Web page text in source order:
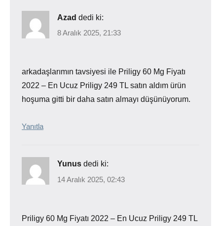
Azad dedi ki:
8 Aralık 2025, 21:33
arkadaşlarımın tavsiyesi ile Priligy 60 Mg Fiyatı
2022 – En Ucuz Priligy 249 TL satın aldım ürün
hoşuma gitti bir daha satın almayı düşünüyorum.
Yanıtla
Yunus dedi ki:
14 Aralık 2025, 02:43
Priligy 60 Mg Fiyatı 2022 – En Ucuz Priligy 249 TL